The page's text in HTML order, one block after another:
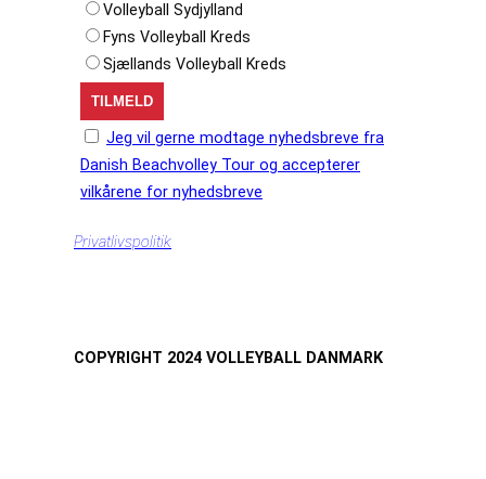
Volleyball Sydjylland
Fyns Volleyball Kreds
Sjællands Volleyball Kreds
Jeg vil gerne modtage nyhedsbreve fra
Danish Beachvolley Tour og accepterer
vilkårene for nyhedsbreve
Privatlivspolitik
COPYRIGHT 2024 VOLLEYBALL DANMARK